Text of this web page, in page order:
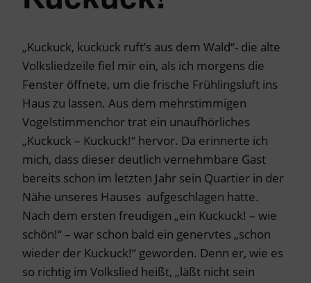
„Kuckuck, kuckuck ruft’s aus dem Wald“- die alte
Volksliedzeile fiel mir ein, als ich morgens die
Fenster öffnete, um die frische Frühlingsluft ins
Haus zu lassen. Aus dem mehrstimmigen
Vogelstimmenchor trat ein unaufhörliches
„Kuckuck – Kuckuck!“ hervor. Da erinnerte ich
mich, dass dieser deutlich vernehmbare Gast
bereits schon im letzten Jahr sein Quartier in der
Nähe unseres Hauses aufgeschlagen hatte.
Nach dem ersten freudigen „ein Kuckuck! – wie
schön!“ – war schon bald ein genervtes „schon
wieder der Kuckuck!“ geworden. Denn er, wie es
so richtig im Volkslied heißt, „läßt nicht sein